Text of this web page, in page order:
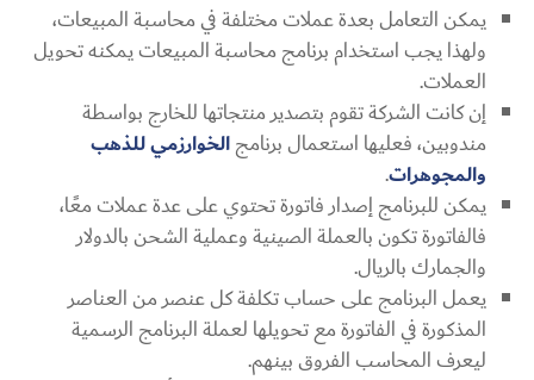
يمكن التعامل بعدة عملات مختلفة في محاسبة المبيعات،
ولهذا يجب استخدام برنامج محاسبة المبيعات يمكنه تحويل
العملات.
إن كانت الشركة تقوم بتصدير منتجاتها للخارج بواسطة
مندوبين، فعليها استعمال برنامجالخوارزمي للذهب
والمجوهرات.
يمكن للبرنامج إصدار فاتورة تحتوي على عدة عملات معًا،
فالفاتورة تكون بالعملة الصينية وعملية الشحن بالدولار
والجمارك بالريال.
يعمل البرنامج على حساب تكلفة كل عنصر من العناصر
المذكورة في الفاتورة مع تحويلها لعملة البرنامج الرسمية
ليعرف المحاسب الفروق بينهم.